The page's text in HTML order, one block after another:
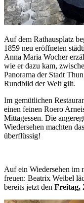
Auf dem Rathausplatz
1859 neu eröffneten
Anna Maria Wocher
wie er dazu kam,
Panorama der Stadt
Rundbild der Welt gilt.
Im gemütlichen
einen feinen Roero
Mittagessen. Die
Wiedersehen machten
überflüssig!
Auf ein Wiedersehen im
freuen: Beatrix Weibel
bereits jetzt den Freitag,